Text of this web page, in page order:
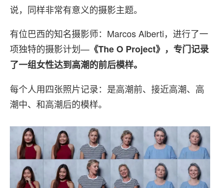
说，同样非常有意义的摄影主题。
有位巴西的知名摄影师：Marcos Alberti，进行了一
项独特的摄影计划— 《The O Project》，专门记录
了一组女性达到高潮的前后模样。
每个人用四张照片记录：是高潮前、接近高潮、高
潮中、和高潮后的模样。